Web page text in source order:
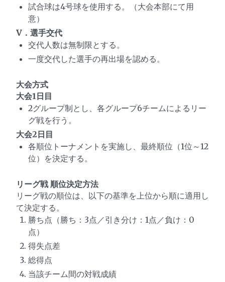
試合球は4号球を使用する。（大会本部にて用
意）
V．選手交代
交代人数は無制限とする。
一度交代した選手の再出場を認める。
大会方式
大会1日目
2グループ制とし、各グループ6チームによるリー
グ戦を行う。
大会2日目
各順位トーナメントを実施し、最終順位（1位～12
位）を決定する。
リーグ戦 順位決定方法
リーグ戦の順位は、以下の基準を上位から順に適用し
て決定する。
勝ち点（勝ち：3点／引き分け：1点／負け：0
点）
得失点差
総得点
当該チーム間の対戦成績